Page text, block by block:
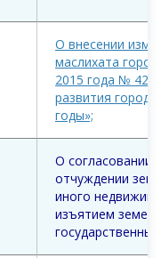
О внесении
маслихата
2015 года №
развития
годы»;
О согласовании
отчуждении
иного
изъятием